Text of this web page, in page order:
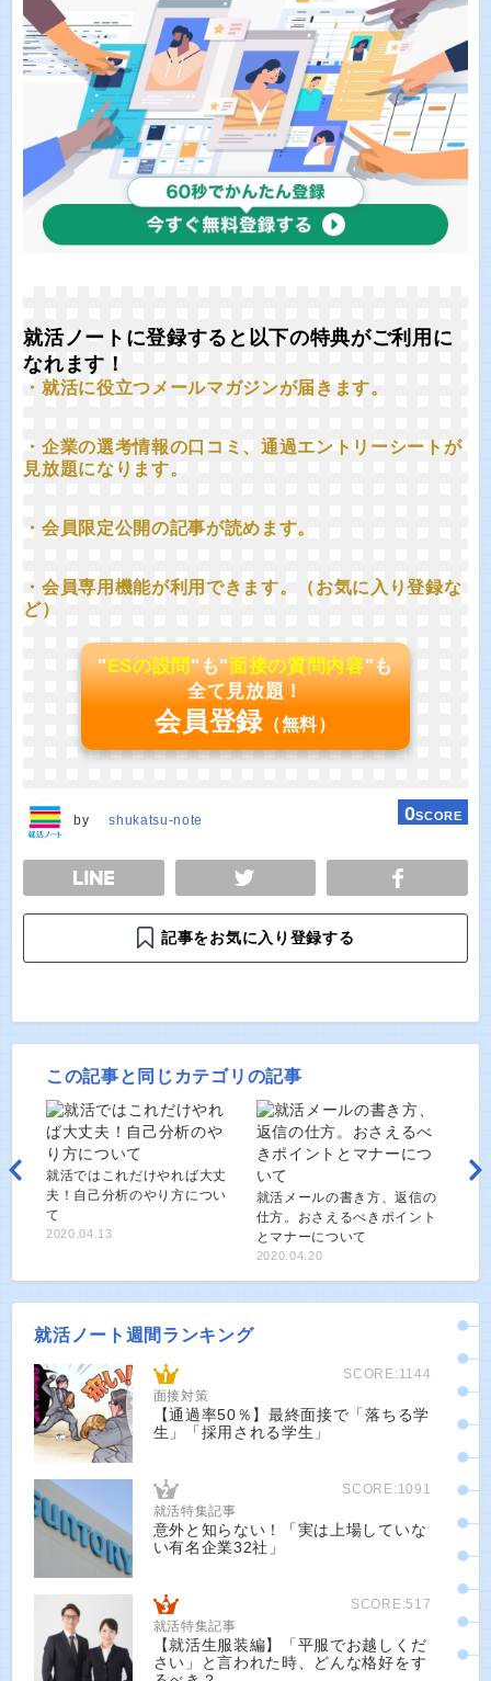
就活ノートに登録すると以下の特典がご利用に
なれます！
・就活に役立つメールマガジンが届きます。
・企業の選考情報の口コミ、通過エントリーシートが
見放題になります。
・会員限定公開の記事が読めます。
・会員専用機能が利用できます。（お気に入り登録な
ど）
"ESの設問"も"面接の質問内容"も
全て見放題！
会員登録 （無料）
by shukatsu-note 0SCORE
TWEET
記事をお気に入り登録する
この記事と同じカテゴリの記事
就活ではこれだけやれば大丈
夫！自己分析のやり方につい
て
2020.04.13
就活メールの書き方、返信の
仕方。おさえるべきポイント
とマナーについて
2020.04.20
就活ノート週間ランキング
SCORE:1144
面接対策
【通過率50％】最終面接で「落ちる学
生」「採用される学生」
SCORE:1091
就活特集記事
意外と知らない！「実は上場していな
い有名企業32社」
SCORE:517
就活特集記事
【就活生服装編】「平服でお越しくだ
さい」と言われた時、どんな格好をす